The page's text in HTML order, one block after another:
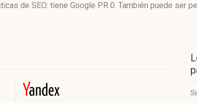
de SEO: tiene Google PR 0. También puede ser